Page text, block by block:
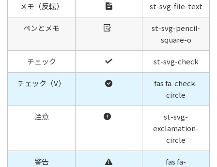
メモ（反転） st-svg-file-text
ペンとメモ
st-svg-pencil-
square-o
チェック st-svg-check
チェック（V）
fas fa-check-
circle
注意
st-svg-
exclamation-
circle
警告
fas fa-